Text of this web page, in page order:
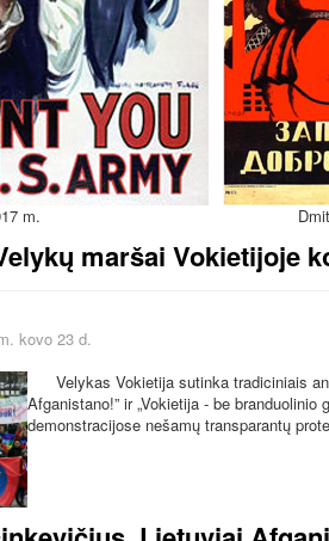
1917 m. Dmitrij
maršai Vokietijoje
kovo 23 d.
Velykas Vokietija sutinka tradiciniais
Afganistano!” ir „Vokietija - be
demonstracijose nešamų transparantų